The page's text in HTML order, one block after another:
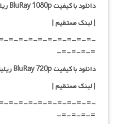
دانلود با کیفیت BluRay 1080p ریلیز F2M
|لینک مستقیم|
=-=-=-=-=-=-=-=-=-
=-=-=-=-
دانلود با کیفیت BluRay 720p ریلیز F2M
| لینک مستقیم|
=-=-=-=-=-=-=-=-=-
=-=-=-=-